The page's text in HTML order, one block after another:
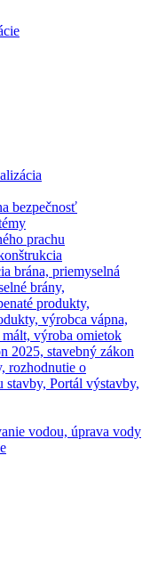
bezpečnosť
prachu
brána, priemyselná
brány,
produkty,
výrobca vápna,
výroba omietok
2025, stavebný zákon
rozhodnutie o
stavby, Portál výstavby,
vodou, úprava vody